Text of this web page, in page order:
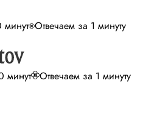
минут Отвечаем за 1 минуту
минут Отвечаем за 1 минуту